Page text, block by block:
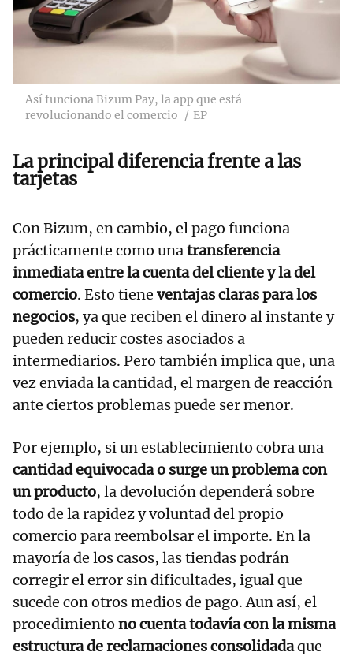
Así funciona Bizum Pay, la app que está
revolucionando el comercio
EP
La principal diferencia frente a las
tarjetas
Con Bizum, en cambio, el pago funciona
prácticamente como unatransferencia
inmediata entre la cuenta del cliente y la del
comercio. Esto tiene ventajas claras para los
negocios, ya que reciben el dinero al instante y
pueden reducir costes asociados a
intermediarios. Pero también implica que, una
vez enviada la cantidad, el margen de reacción
ante ciertos problemas puede ser menor.
Por ejemplo, si un establecimiento cobra una
cantidad equivocada o surge un problema con
un producto, la devolución dependerá sobre
todo de la rapidez y voluntad del propio
comercio para reembolsar el importe. En la
mayoría de los casos, las tiendas podrán
corregir el error sin dificultades, igual que
sucede con otros medios de pago. Aun así, el
procedimiento no cuenta todavía con la misma
estructura de reclamaciones consolidadaque